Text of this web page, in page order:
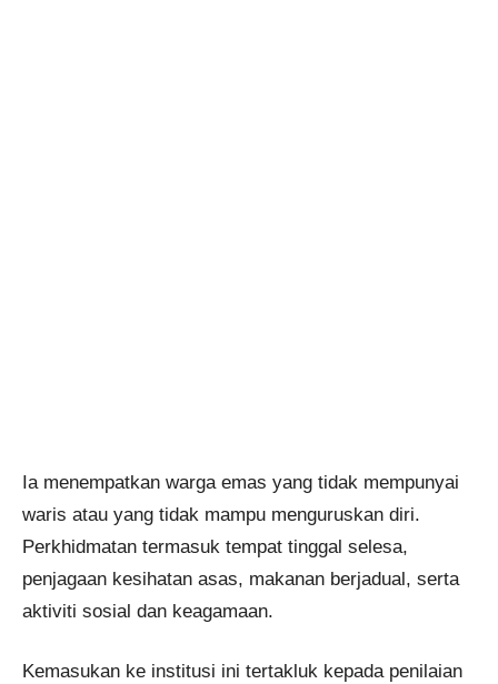
Ia menempatkan warga emas yang tidak mempunyai
waris atau yang tidak mampu menguruskan diri.
Perkhidmatan termasuk tempat tinggal selesa,
penjagaan kesihatan asas, makanan berjadual, serta
aktiviti sosial dan keagamaan.
Kemasukan ke institusi ini tertakluk kepada penilaian